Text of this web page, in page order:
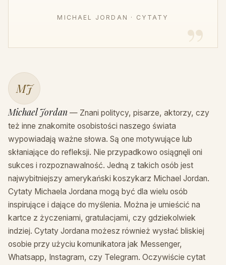
MICHAEL JORDAN · CYTATY
MJ
Michael Jordan — Znani politycy, pisarze, aktorzy, czy
też inne znakomite osobistości naszego świata
wypowiadają ważne słowa. Są one motywujące lub
skłaniające do refleksji. Nie przypadkowo osiągnęli oni
sukces i rozpoznawalność. Jedną z takich osób jest
najwybitniejszy amerykański koszykarz Michael Jordan.
Cytaty Michaela Jordana mogą być dla wielu osób
inspirujące i dające do myślenia. Można je umieścić na
kartce z życzeniami, gratulacjami, czy gdziekolwiek
indziej. Cytaty Jordana możesz również wysłać bliskiej
osobie przy użyciu komunikatora jak Messenger,
Whatsapp, Instagram, czy Telegram. Oczywiście cytat